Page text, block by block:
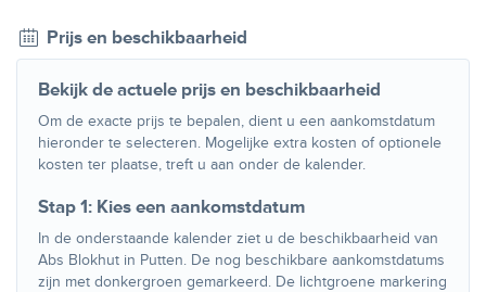
Prijs en beschikbaarheid
Bekijk de actuele prijs en beschikbaarheid
Om de exacte prijs te bepalen, dient u een aankomstdatum
hieronder te selecteren. Mogelijke extra kosten of optionele
kosten ter plaatse, treft u aan onder de kalender.
Stap 1: Kies een aankomstdatum
In de onderstaande kalender ziet u de beschikbaarheid van
Abs Blokhut in Putten. De nog beschikbare aankomstdatums
zijn met donkergroen gemarkeerd. De lichtgroene markering